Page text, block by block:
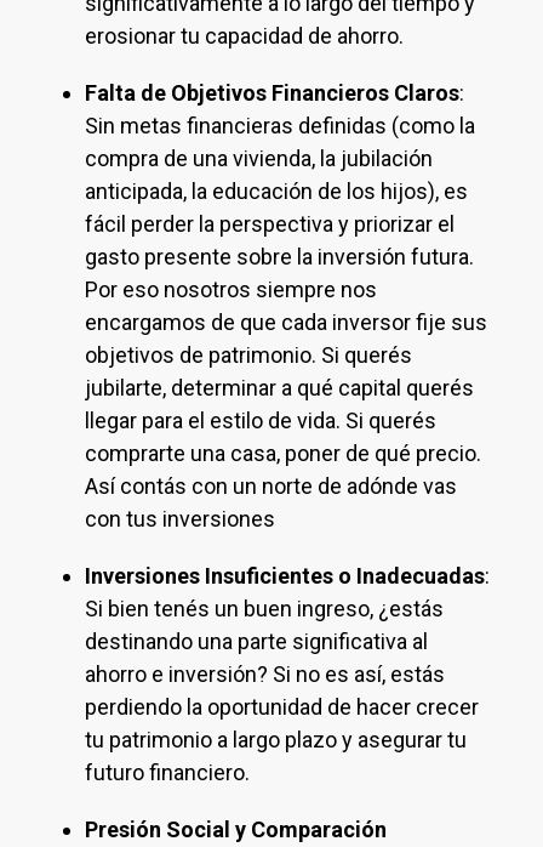
erosionar tu capacidad de ahorro.
Falta de Objetivos Financieros Claros:
Sin metas financieras definidas (como la
compra de una vivienda, la jubilación
anticipada, la educación de los hijos), es
fácil perder la perspectiva y priorizar el
gasto presente sobre la inversión futura.
Por eso nosotros siempre nos
encargamos de que cada inversor fije sus
objetivos de patrimonio. Si querés
jubilarte, determinar a qué capital querés
llegar para el estilo de vida. Si querés
comprarte una casa, poner de qué precio.
Así contás con un norte de adónde vas
con tus inversiones
Inversiones Insuficientes o Inadecuadas:
Si bien tenés un buen ingreso, ¿estás
destinando una parte significativa al
ahorro e inversión? Si no es así, estás
perdiendo la oportunidad de hacer crecer
tu patrimonio a largo plazo y asegurar tu
futuro financiero.
Presión Social y Comparación